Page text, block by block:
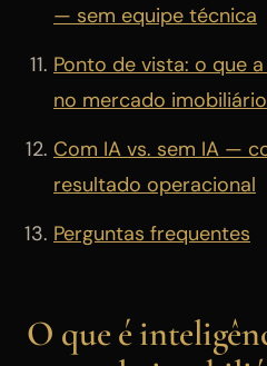
— sem equipe técnica
Ponto de vista: o que
no mercado imobiliário
Com IA vs. sem IA —
resultado operacional
Perguntas frequentes
O que é